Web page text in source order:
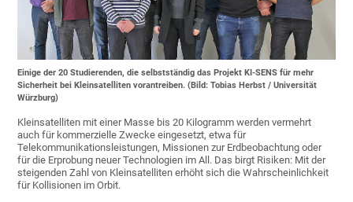
Einige der 20 Studierenden, die selbstständig das Projekt KI-SENS für mehr
Sicherheit bei Kleinsatelliten vorantreiben. (Bild: Tobias Herbst / Universität
Würzburg)
Kleinsatelliten mit einer Masse bis 20 Kilogramm werden vermehrt
auch für kommerzielle Zwecke eingesetzt, etwa für
Telekommunikationsleistungen, Missionen zur Erdbeobachtung oder
für die Erprobung neuer Technologien im All. Das birgt Risiken: Mit der
steigenden Zahl von Kleinsatelliten erhöht sich die Wahrscheinlichkeit
für Kollisionen im Orbit.